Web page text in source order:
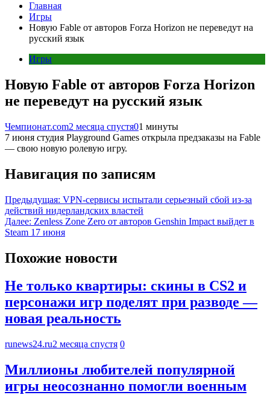
Главная
Игры
Новую Fable от авторов Forza Horizon не переведут на
русский язык
Игры
Новую Fable от авторов Forza Horizon
не переведут на русский язык
Чемпионат.com2 месяца спустя01 минуты
7 июня студия Playground Games открыла предзаказы на Fable
— свою новую ролевую игру.
Навигация по записям
Предыдущая: VPN-сервисы испытали серьезный сбой из-за
действий нидерландских властей
Далее: Zenless Zone Zero от авторов Genshin Impact выйдет в
Steam 17 июня
Похожие новости
Не только квартиры: скины в CS2 и
персонажи игр поделят при разводе —
новая реальность
runews24.ru2 месяца спустя 0
Миллионы любителей популярной
игры неосознанно помогли военным